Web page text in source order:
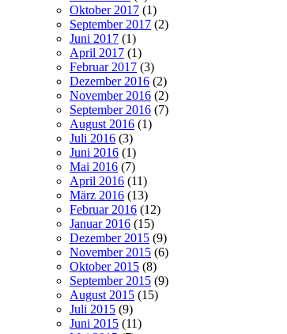
Oktober 2017 (1)
September 2017 (2)
Juni 2017 (1)
April 2017 (1)
Februar 2017 (3)
Dezember 2016 (2)
November 2016 (2)
September 2016 (7)
August 2016 (1)
Juli 2016 (3)
Juni 2016 (1)
Mai 2016 (7)
April 2016 (11)
März 2016 (13)
Februar 2016 (12)
Januar 2016 (15)
Dezember 2015 (9)
November 2015 (6)
Oktober 2015 (8)
September 2015 (9)
August 2015 (15)
Juli 2015 (9)
Juni 2015 (11)